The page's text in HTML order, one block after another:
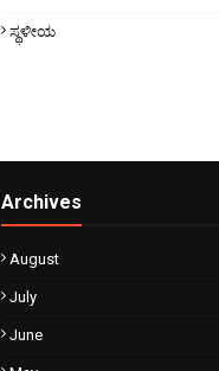
ಸ್ಥಳೀಯ
Archives
August
July
June